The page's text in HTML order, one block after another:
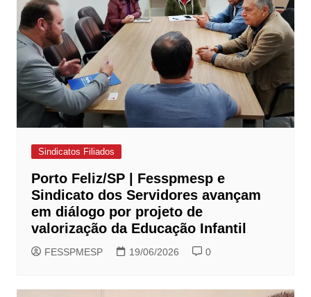
Sindicatos Filiados
Porto Feliz/SP | Fesspmesp e
Sindicato dos Servidores avançam
em diálogo por projeto de
valorização da Educação Infantil
FESSPMESP 19/06/2026 0